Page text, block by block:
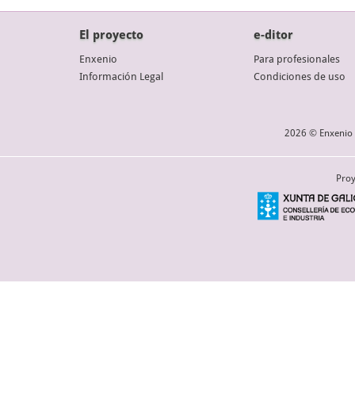
El proyecto
Enxenio
Información Legal
e-ditor
Para profesionales
Condiciones de uso
2026 © Enxenio